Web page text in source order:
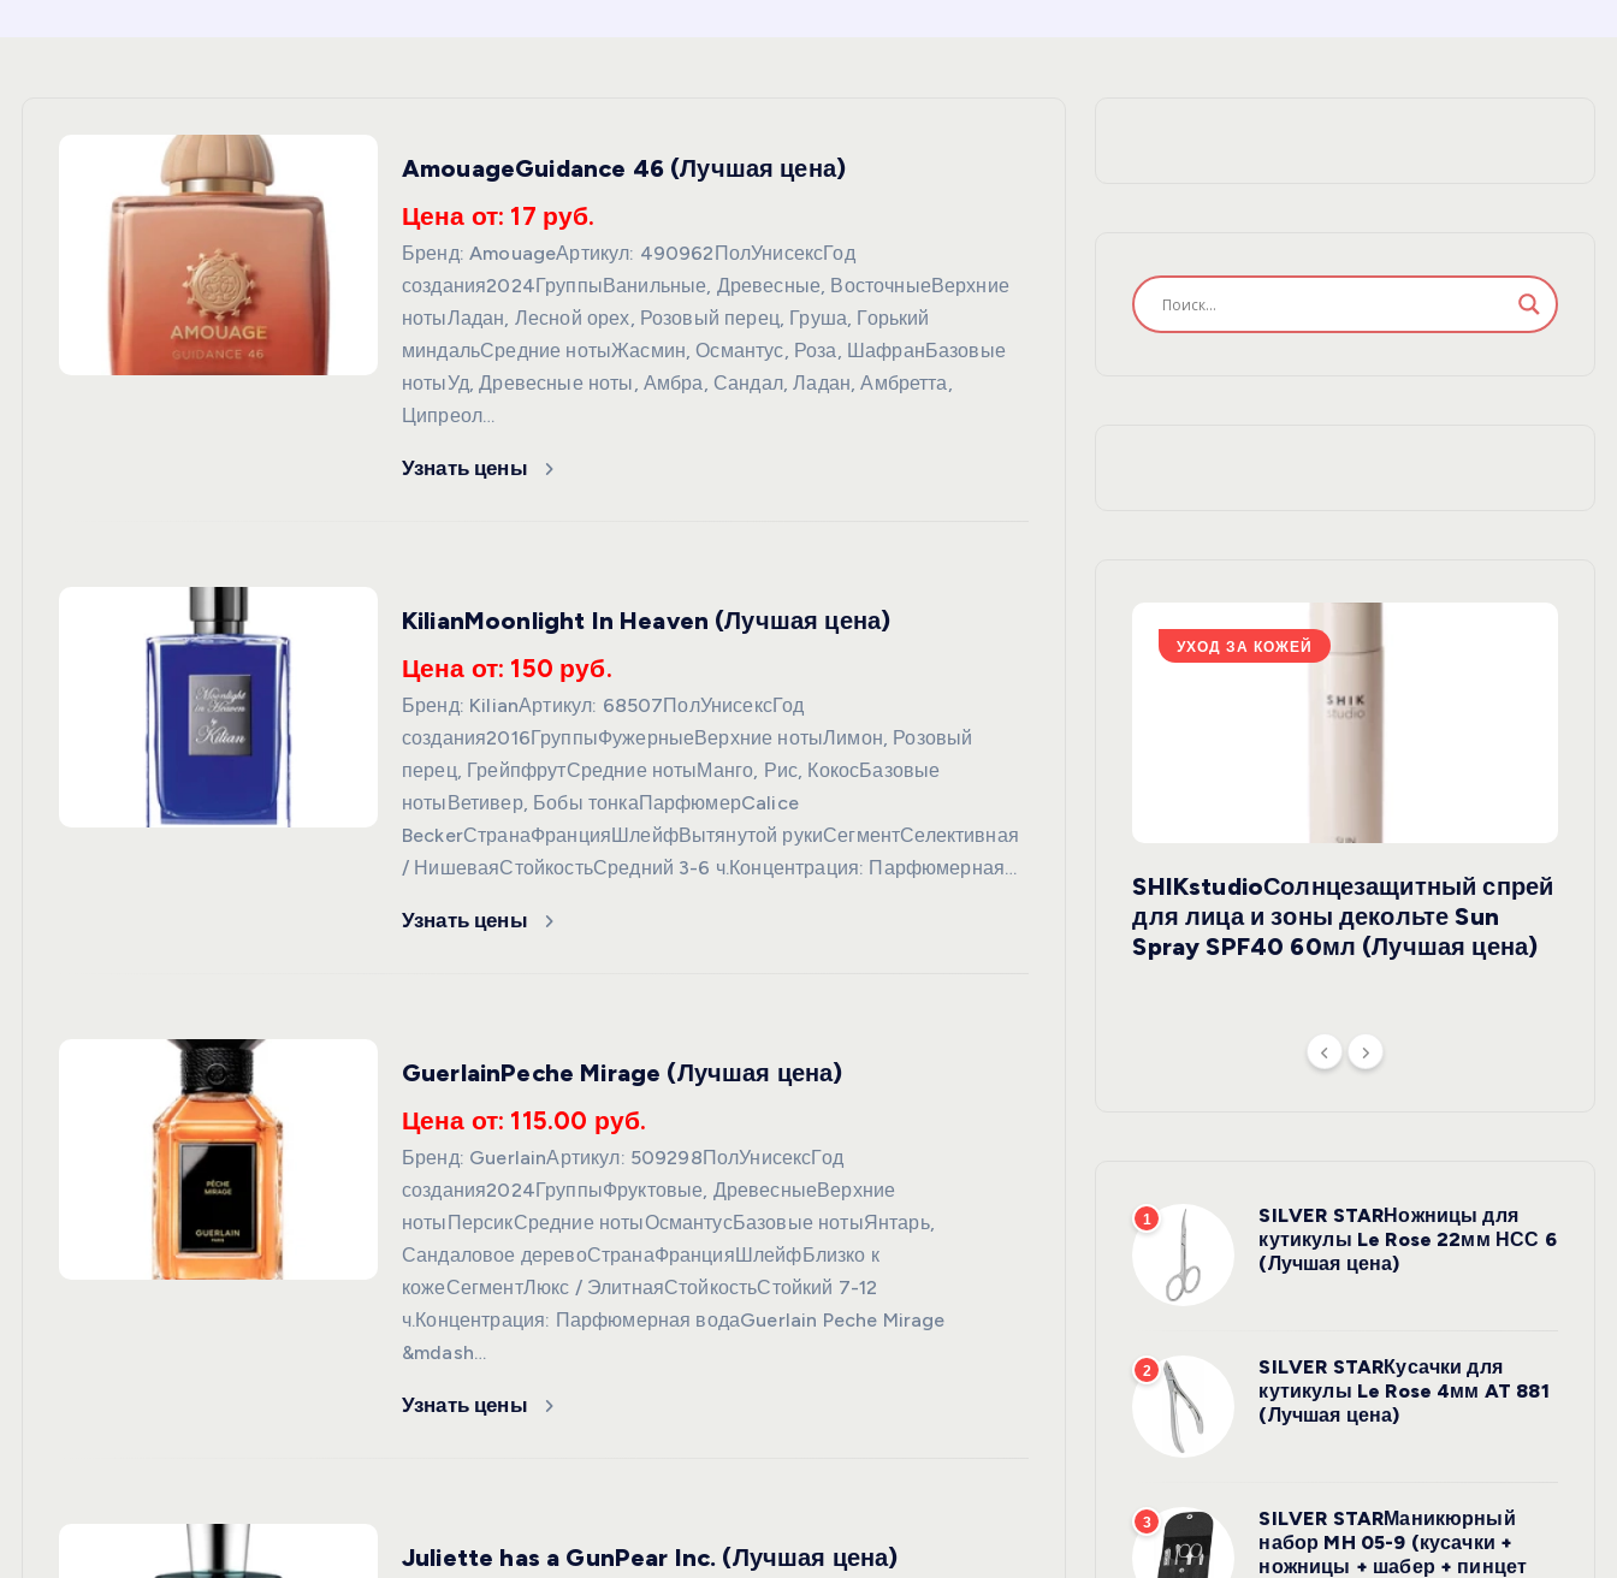
AmouageGuidance 46 (Лучшая цена)
Цена от: 17 руб.
Бренд: AmouageАртикул: 490962ПолУнисексГод
создания2024ГруппыВанильные, Древесные, ВосточныеВерхние
нотыЛадан, Лесной орех, Розовый перец, Груша, Горький
миндальСредние нотыЖасмин, Османтус, Роза, ШафранБазовые
нотыУд, Древесные ноты, Амбра, Сандал, Ладан, Амбретта,
Ципреол…
Узнать цены
KilianMoonlight In Heaven (Лучшая цена)
Цена от: 150 руб.
Бренд: KilianАртикул: 68507ПолУнисексГод
создания2016ГруппыФужерныеВерхние нотыЛимон, Розовый
перец, ГрейпфрутСредние нотыМанго, Рис, КокосБазовые
нотыВетивер, Бобы тонкаПарфюмерCalice
BeckerСтранаФранцияШлейфВытянутой рукиСегментСелективная
/ НишеваяСтойкостьСредний 3-6 ч.Концентрация: Парфюмерная…
Узнать цены
GuerlainPeche Mirage (Лучшая цена)
Цена от: 115.00 руб.
Бренд: GuerlainАртикул: 509298ПолУнисексГод
создания2024ГруппыФруктовые, ДревесныеВерхние
нотыПерсикСредние нотыОсмантусБазовые нотыЯнтарь,
Сандаловое деревоСтранаФранцияШлейфБлизко к
кожеСегментЛюкс / ЭлитнаяСтойкостьСтойкий 7-12
ч.Концентрация: Парфюмерная водаGuerlain Peche Mirage
&mdash…
Узнать цены
Juliette has a GunPear Inc. (Лучшая цена)
DoveКрем-мыло Кокосовое
УХОД ЗА КОЖЕЙ
SHIKstudioСолнцезащитный спрей
для лица и зоны декольте Sun
Spray SPF40 60мл (Лучшая цена)
1
SILVER STARНожницы для
кутикулы Le Rose 22мм НСС 6
(Лучшая цена)
2
SILVER STARКусачки для
кутикулы Le Rose 4мм AT 881
(Лучшая цена)
3
SILVER STARМаникюрный
набор MH 05-9 (кусачки +
ножницы + шабер + пинцет